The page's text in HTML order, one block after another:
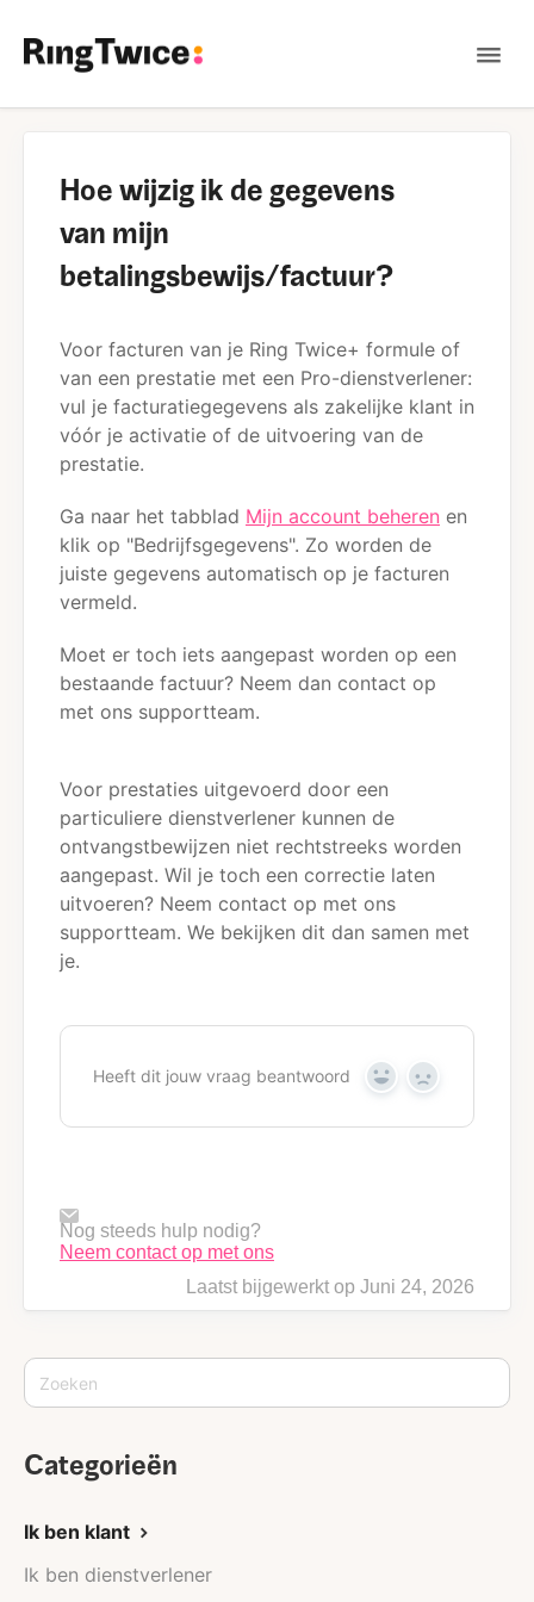
Hoe wijzig ik de gegevens
van mijn
betalingsbewijs/factuur?
Voor facturen van je Ring Twice+ formule of
van een prestatie met een Pro-dienstverlener:
vul je facturatiegegevens als zakelijke klant in
vóór je activatie of de uitvoering van de
prestatie.
Ga naar het tabblad Mijn account beheren en
klik op "Bedrijfsgegevens". Zo worden de
juiste gegevens automatisch op je facturen
vermeld.
Moet er toch iets aangepast worden op een
bestaande factuur? Neem dan contact op
met ons supportteam.
Voor prestaties uitgevoerd door een
particuliere dienstverlener kunnen de
ontvangstbewijzen niet rechtstreeks worden
aangepast. Wil je toch een correctie laten
uitvoeren? Neem contact op met ons
supportteam. We bekijken dit dan samen met
je.
Heeft dit jouw vraag beantwoord
Y
s
N
Nog steeds hulp nodig?
Neem contact op met ons
Laatst bijgewerkt op Juni 24, 2026
Categorieën
Ik ben klant
Ik ben dienstverlener